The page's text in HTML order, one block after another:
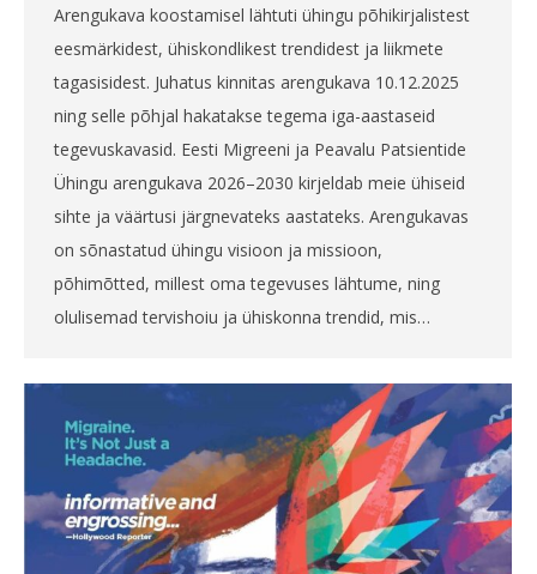
Arengukava koostamisel lähtuti ühingu põhikirjalistest
eesmärkidest, ühiskondlikest trendidest ja liikmete
tagasisidest. Juhatus kinnitas arengukava 10.12.2025
ning selle põhjal hakatakse tegema iga-aastaseid
tegevuskavasid. Eesti Migreeni ja Peavalu Patsientide
Ühingu arengukava 2026–2030 kirjeldab meie ühiseid
sihte ja väärtusi järgnevateks aastateks. Arengukavas
on sõnastatud ühingu visioon ja missioon,
põhimõtted, millest oma tegevuses lähtume, ning
olulisemad tervishoiu ja ühiskonna trendid, mis…